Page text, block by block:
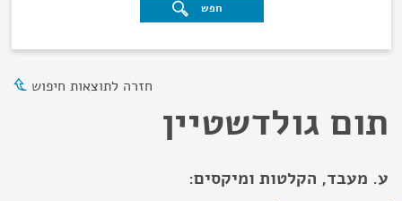
חפש
חזרה לתוצאות חיפוש
תום גולדשטיין
ע. מעבד, הקלטות ומיקסים: